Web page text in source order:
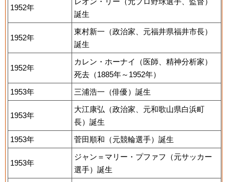
1952年
誕生
1952年
東村新一（政治家、元福井県福井市長）
誕生
1952年
カレン・ホーナイ（医師、精神分析家）
死去（1885年～1952年）
1953年
三浦浩一（俳優）誕生
1953年
大江康弘（政治家、元和歌山県白浜町
長）誕生
1953年
菅田順和（元競輪選手）誕生
1953年
ジャン＝マリー・プファフ（元サッカー
選手）誕生